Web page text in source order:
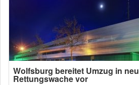
Wolfsburg bereitet Umzug in
Rettungswache vor